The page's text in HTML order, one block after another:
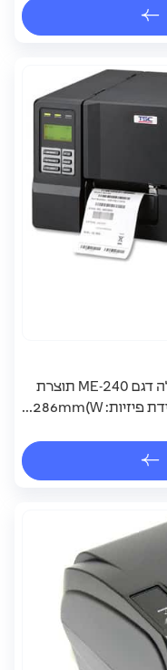
מדפסת מדבקות ברקוד תעשייתית קלה דגם ME-240 תוצרת